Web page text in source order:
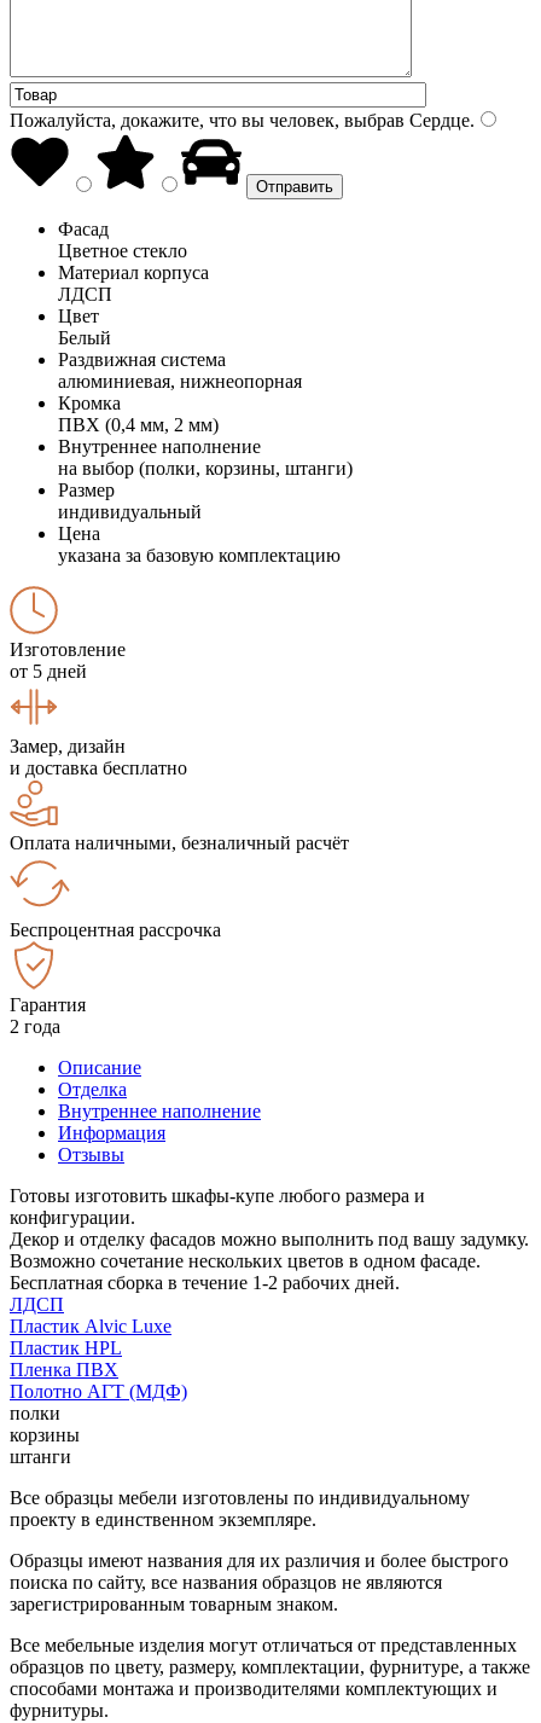
Пожалуйста, докажите, что вы человек, выбрав Сердце.
Фасад
Цветное стекло
Материал корпуса
ЛДСП
Цвет
Белый
Раздвижная система
алюминиевая, нижнеопорная
Кромка
ПВХ (0,4 мм, 2 мм)
Внутреннее наполнение
на выбор (полки, корзины, штанги)
Размер
индивидуальный
Цена
указана за базовую комплектацию
Изготовление
от 5 дней
Замер, дизайн
и доставка бесплатно
Оплата наличными, безналичный расчёт
Беспроцентная рассрочка
Гарантия
2 года
Описание
Отделка
Внутреннее наполнение
Информация
Отзывы
Готовы изготовить шкафы-купе любого размера и
конфигурации.
Декор и отделку фасадов можно выполнить под вашу задумку.
Возможно сочетание нескольких цветов в одном фасаде.
Бесплатная сборка в течение 1-2 рабочих дней.
ЛДСП
Пластик Alvic Luxe
Пластик HPL
Пленка ПВХ
Полотно АГТ (МДФ)
полки
корзины
штанги
Все образцы мебели изготовлены по индивидуальному
проекту в единственном экземпляре.
Образцы имеют названия для их различия и более быстрого
поиска по сайту, все названия образцов не являются
зарегистрированным товарным знаком.
Все мебельные изделия могут отличаться от представленных
образцов по цвету, размеру, комплектации, фурнитуре, а также
способами монтажа и производителями комплектующих и
фурнитуры.